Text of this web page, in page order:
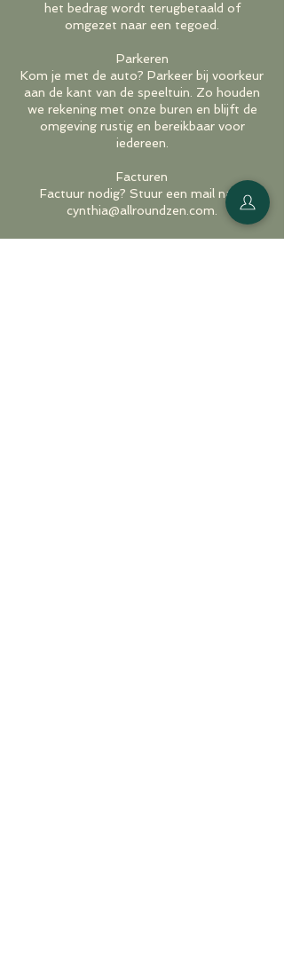
het bedrag wordt terugbetaald of
omgezet naar een tegoed.
Parkeren
Kom je met de auto? Parkeer bij voorkeur
aan de kant van de speeltuin. Zo houden
we rekening met onze buren en blijft de
omgeving rustig en bereikbaar voor
iedereen.
Facturen
Factuur nodig? Stuur een mail naar
cynthia@allroundzen.com.